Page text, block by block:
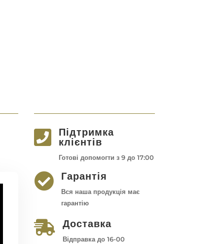

Підтримка
клієнтів
Готові допомогти з 9 до 17:00
 Гарантія
Вся наша продукція має
гарантію
 Доставка
Відправка до 16-00